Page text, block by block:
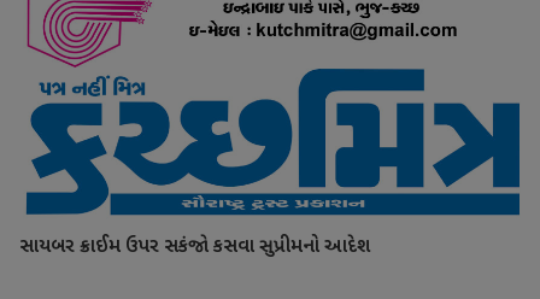
સાયબર ક્રાઈમ ઉપર સકંજો કસવા સુપ્રીમનો આદેશ